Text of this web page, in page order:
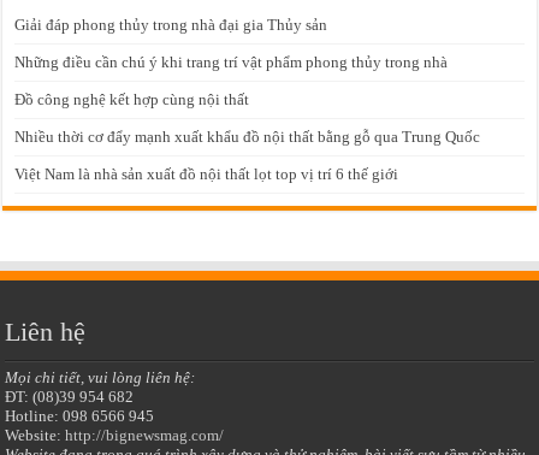
Giải đáp phong thủy trong nhà đại gia Thủy sản
Những điều cần chú ý khi trang trí vật phẩm phong thủy trong nhà
Đồ công nghệ kết hợp cùng nội thất
Nhiều thời cơ đẩy mạnh xuất khẩu đồ nội thất bằng gỗ qua Trung Quốc
Việt Nam là nhà sản xuất đồ nội thất lọt top vị trí 6 thế giới
Liên hệ
Mọi chi tiết, vui lòng liên hệ:
ĐT: (08)39 954 682
Hotline: 098 6566 945
Website:http://bignewsmag.com/